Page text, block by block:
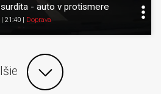
- auto v protismere
21:40 | Doprava